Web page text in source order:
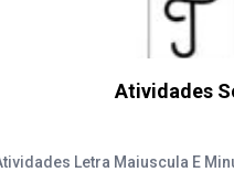
Atividades
Letra Maiuscula E